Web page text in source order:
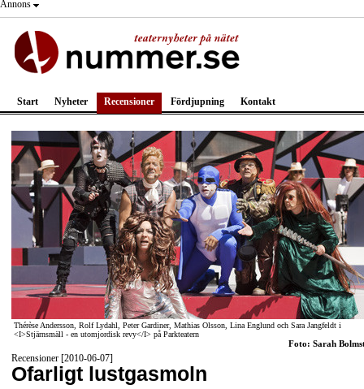
Annons
Start Nyheter Recensioner Fördjupning Kontakt
Thérèse Andersson, Rolf Lydahl, Peter Gardiner, Mathias Olsson, Lina Englund och Sara Jangfeldt i
<I>Stjärnsmäll - en utomjordisk revy</I> på Parkteatern
Foto: Sarah
Recensioner [2010-06-07]
Ofarligt lustgasmoln